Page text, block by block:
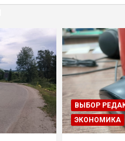
ВЫБОР
ЭКОНОМИКА